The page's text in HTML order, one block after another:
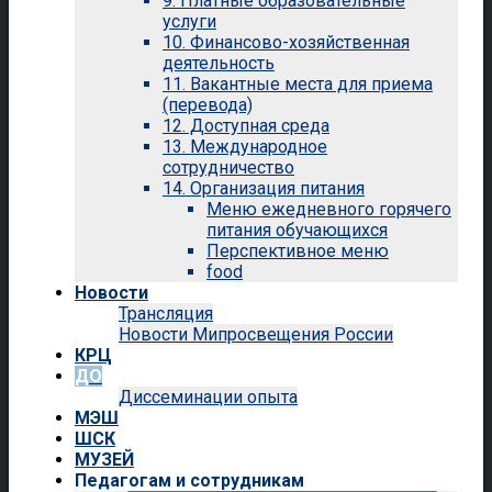
услуги
10. Финансово-хозяйственная
деятельность
11. Вакантные места для приема
(перевода)
12. Доступная среда
13. Международное
сотрудничество
14. Организация питания
Меню ежедневного горячего
питания обучающихся
Перспективное меню
food
Новости
Трансляция
Новости Мипросвещения России
КРЦ
ДО
Диссеминации опыта
МЭШ
ШСК
МУЗЕЙ
Педагогам и сотрудникам